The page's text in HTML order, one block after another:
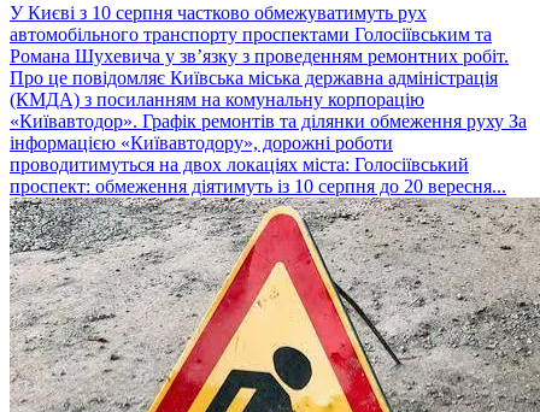
У Києві з 10 серпня частково обмежуватимуть рух
автомобільного транспорту проспектами Голосіївським та
Романа Шухевича у зв’язку з проведенням ремонтних робіт.
Про це повідомляє Київська міська державна адміністрація
(КМДА) з посиланням на комунальну корпорацію
«Київавтодор». Графік ремонтів та ділянки обмеження руху За
інформацією «Київавтодору», дорожні роботи
проводитимуться на двох локаціях міста: Голосіївський
проспект: обмеження діятимуть із 10 серпня до 20 вересня...